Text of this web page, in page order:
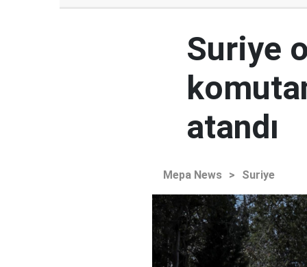
Suriye
atandı
Mepa News > Suriye